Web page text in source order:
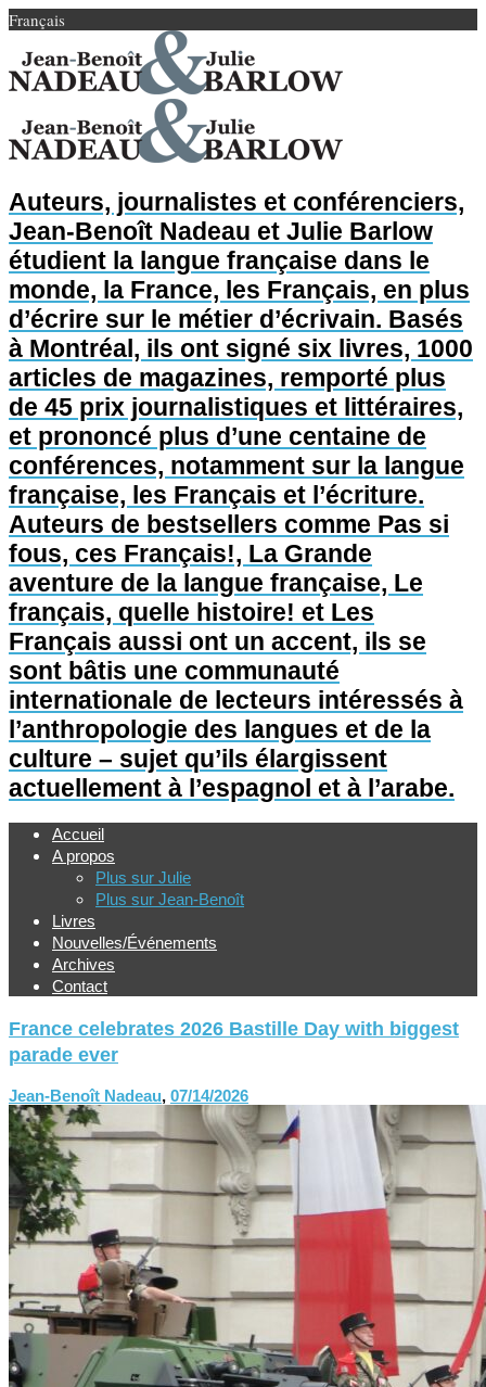
Français
Auteurs, journalistes et conférenciers,
Jean-Benoît Nadeau et Julie Barlow
étudient la langue française dans le
monde, la France, les Français, en plus
d’écrire sur le métier d’écrivain. Basés
à Montréal, ils ont signé six livres, 1000
articles de magazines, remporté plus
de 45 prix journalistiques et littéraires,
et prononcé plus d’une centaine de
conférences, notamment sur la langue
française, les Français et l’écriture.
Auteurs de bestsellers comme Pas si
fous, ces Français!, La Grande
aventure de la langue française, Le
français, quelle histoire! et Les
Français aussi ont un accent, ils se
sont bâtis une communauté
internationale de lecteurs intéressés à
l’anthropologie des langues et de la
culture – sujet qu’ils élargissent
actuellement à l’espagnol et à l’arabe.
Accueil
A propos
Plus sur Julie
Plus sur Jean-Benoît
Livres
Nouvelles/Événements
Archives
Contact
France celebrates 2026 Bastille Day with biggest
parade ever
Jean-Benoît Nadeau, 07/14/2026